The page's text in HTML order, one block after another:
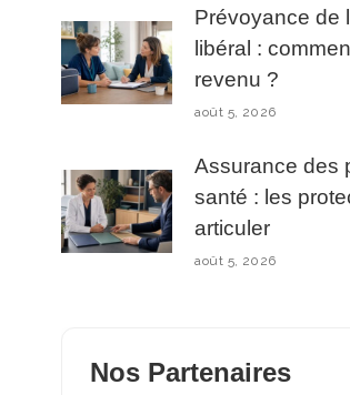
Prévoyance de
libéral :
revenu ?
août 5, 2026
Assurance des
santé : les
articuler
août 5, 2026
Nos Partenaires